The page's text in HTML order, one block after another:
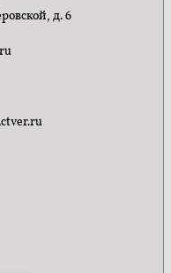
д. 6